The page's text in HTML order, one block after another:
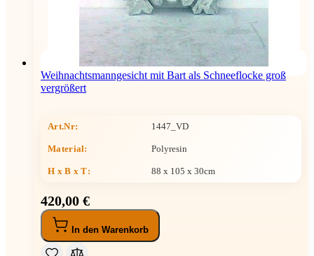
Weihnachtsmanngesicht mit Bart als Schneeflocke groß
vergrößert
Art.Nr: 1447_VD
Material: Polyresin
H x B x T: 88 x 105 x 30cm
420,00 €
In den Warenkorb